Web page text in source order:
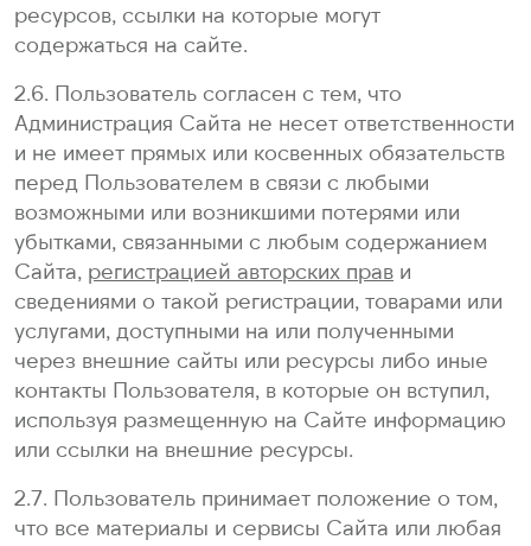
ресурсов, ссылки на которые могут
содержаться на сайте.
2.6. Пользователь согласен с тем, что
Администрация Сайта не несет ответственности
и не имеет прямых или косвенных обязательств
перед Пользователем в связи с любыми
возможными или возникшими потерями или
убытками, связанными с любым содержанием
Сайта, регистрацией авторских прав и
сведениями о такой регистрации, товарами или
услугами, доступными на или полученными
через внешние сайты или ресурсы либо иные
контакты Пользователя, в которые он вступил,
используя размещенную на Сайте информацию
или ссылки на внешние ресурсы.
2.7. Пользователь принимает положение о том,
что все материалы и сервисы Сайта или любая